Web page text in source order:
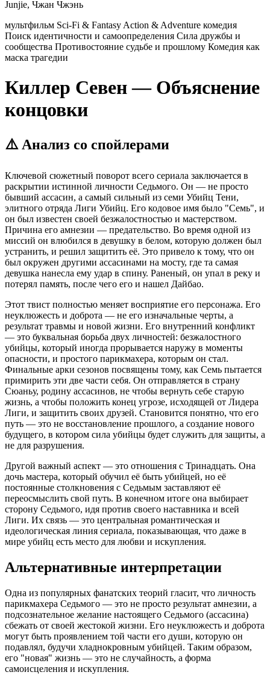
Junjie, Чжан Чжэнь
мультфильм Sci-Fi & Fantasy Action & Adventure комедия
Поиск идентичности и самоопределения Сила дружбы и
сообщества Противостояние судьбе и прошлому Комедия как
маска трагедии
Киллер Севен — Объяснение
концовки
⚠️ Анализ со спойлерами
Ключевой сюжетный поворот всего сериала заключается в
раскрытии истинной личности Седьмого. Он — не просто
бывший ассасин, а самый сильный из семи Убийц Тени,
элитного отряда Лиги Убийц. Его кодовое имя было "Семь", и
он был известен своей безжалостностью и мастерством.
Причина его амнезии — предательство. Во время одной из
миссий он влюбился в девушку в белом, которую должен был
устранить, и решил защитить её. Это привело к тому, что он
был окружен другими ассасинами на мосту, где та самая
девушка нанесла ему удар в спину. Раненый, он упал в реку и
потерял память, после чего его и нашел Дайбао.
Этот твист полностью меняет восприятие его персонажа. Его
неуклюжесть и доброта — не его изначальные черты, а
результат травмы и новой жизни. Его внутренний конфликт
— это буквальная борьба двух личностей: безжалостного
убийцы, который иногда прорывается наружу в моменты
опасности, и простого парикмахера, которым он стал.
Финальные арки сезонов посвящены тому, как Семь пытается
примирить эти две части себя. Он отправляется в страну
Сюаньу, родину ассасинов, не чтобы вернуть себе старую
жизнь, а чтобы положить конец угрозе, исходящей от Лидера
Лиги, и защитить своих друзей. Становится понятно, что его
путь — это не восстановление прошлого, а создание нового
будущего, в котором сила убийцы будет служить для защиты, а
не для разрушения.
Другой важный аспект — это отношения с Тринадцать. Она
дочь мастера, который обучил её быть убийцей, но её
постоянные столкновения с Седьмым заставляют её
переосмыслить свой путь. В конечном итоге она выбирает
сторону Седьмого, идя против своего наставника и всей
Лиги. Их связь — это центральная романтическая и
идеологическая линия сериала, показывающая, что даже в
мире убийц есть место для любви и искупления.
Альтернативные интерпретации
Одна из популярных фанатских теорий гласит, что личность
парикмахера Седьмого — это не просто результат амнезии, а
подсознательное желание настоящего Седьмого (ассасина)
сбежать от своей жестокой жизни. Его неуклюжесть и доброта
могут быть проявлением той части его души, которую он
подавлял, будучи хладнокровным убийцей. Таким образом,
его "новая" жизнь — это не случайность, а форма
самоисцеления и искупления.